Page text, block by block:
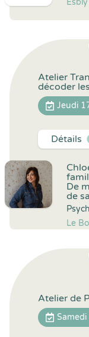
Atelier
décoder
Jeudi
Détails
De
de
Le
Atelier de